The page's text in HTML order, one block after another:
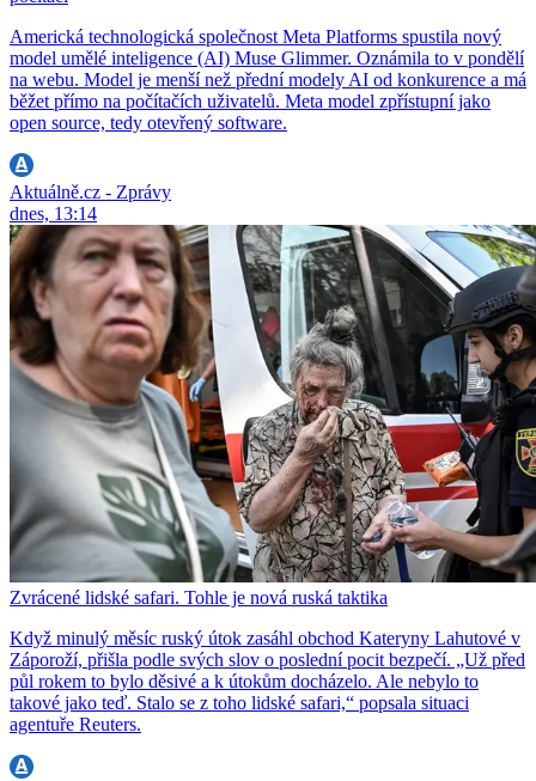
Americká technologická společnost Meta Platforms spustila nový
model umělé inteligence (AI) Muse Glimmer. Oznámila to v pondělí
na webu. Model je menší než přední modely AI od konkurence a má
běžet přímo na počítačích uživatelů. Meta model zpřístupní jako
open source, tedy otevřený software.
Aktuálně.cz - Zprávy
dnes, 13:14
Zvrácené lidské safari. Tohle je nová ruská taktika
Když minulý měsíc ruský útok zasáhl obchod Kateryny Lahutové v
Záporoží, přišla podle svých slov o poslední pocit bezpečí. „Už před
půl rokem to bylo děsivé a k útokům docházelo. Ale nebylo to
takové jako teď. Stalo se z toho lidské safari,“ popsala situaci
agentuře Reuters.